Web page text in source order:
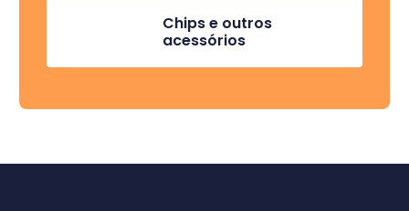
Chips e outros
acessórios